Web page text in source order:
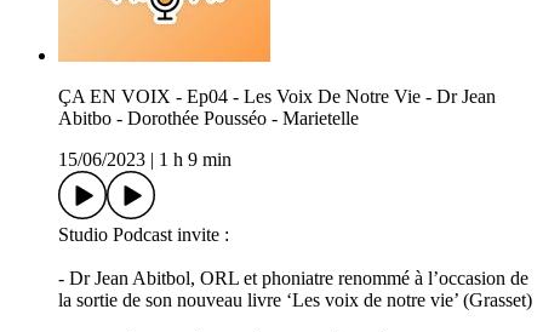
ÇA EN VOIX - Ep04 - Les Voix De Notre Vie - Dr Jean
Abitbo - Dorothée Pousséo - Marietelle
15/06/2023
1 h 9 min
Studio Podcast invite :
- Dr Jean Abitbol, ORL et phoniatre renommé à l’occasion de
la sortie de son nouveau livre ‘Les voix de notre vie’ (Grasset)